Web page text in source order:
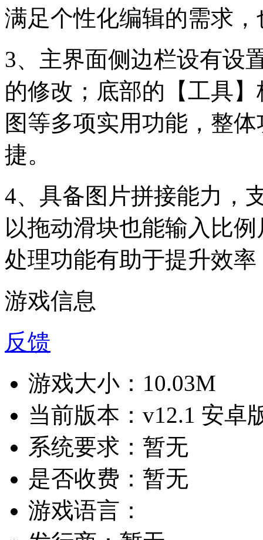
满足个性化编辑的需求
3、主界面侧边栏设有设
的修改；底部的【工具
图等多项实用功能，整
捷。
4、具备图片拼接能力，
以拖动滑块也能输入比
处理功能有助于提升效
游戏信息
反馈
游戏大小： 10.03M
当前版本： v12.1 安卓
系统要求： 暂无
是否收费： 暂无
游戏语言：